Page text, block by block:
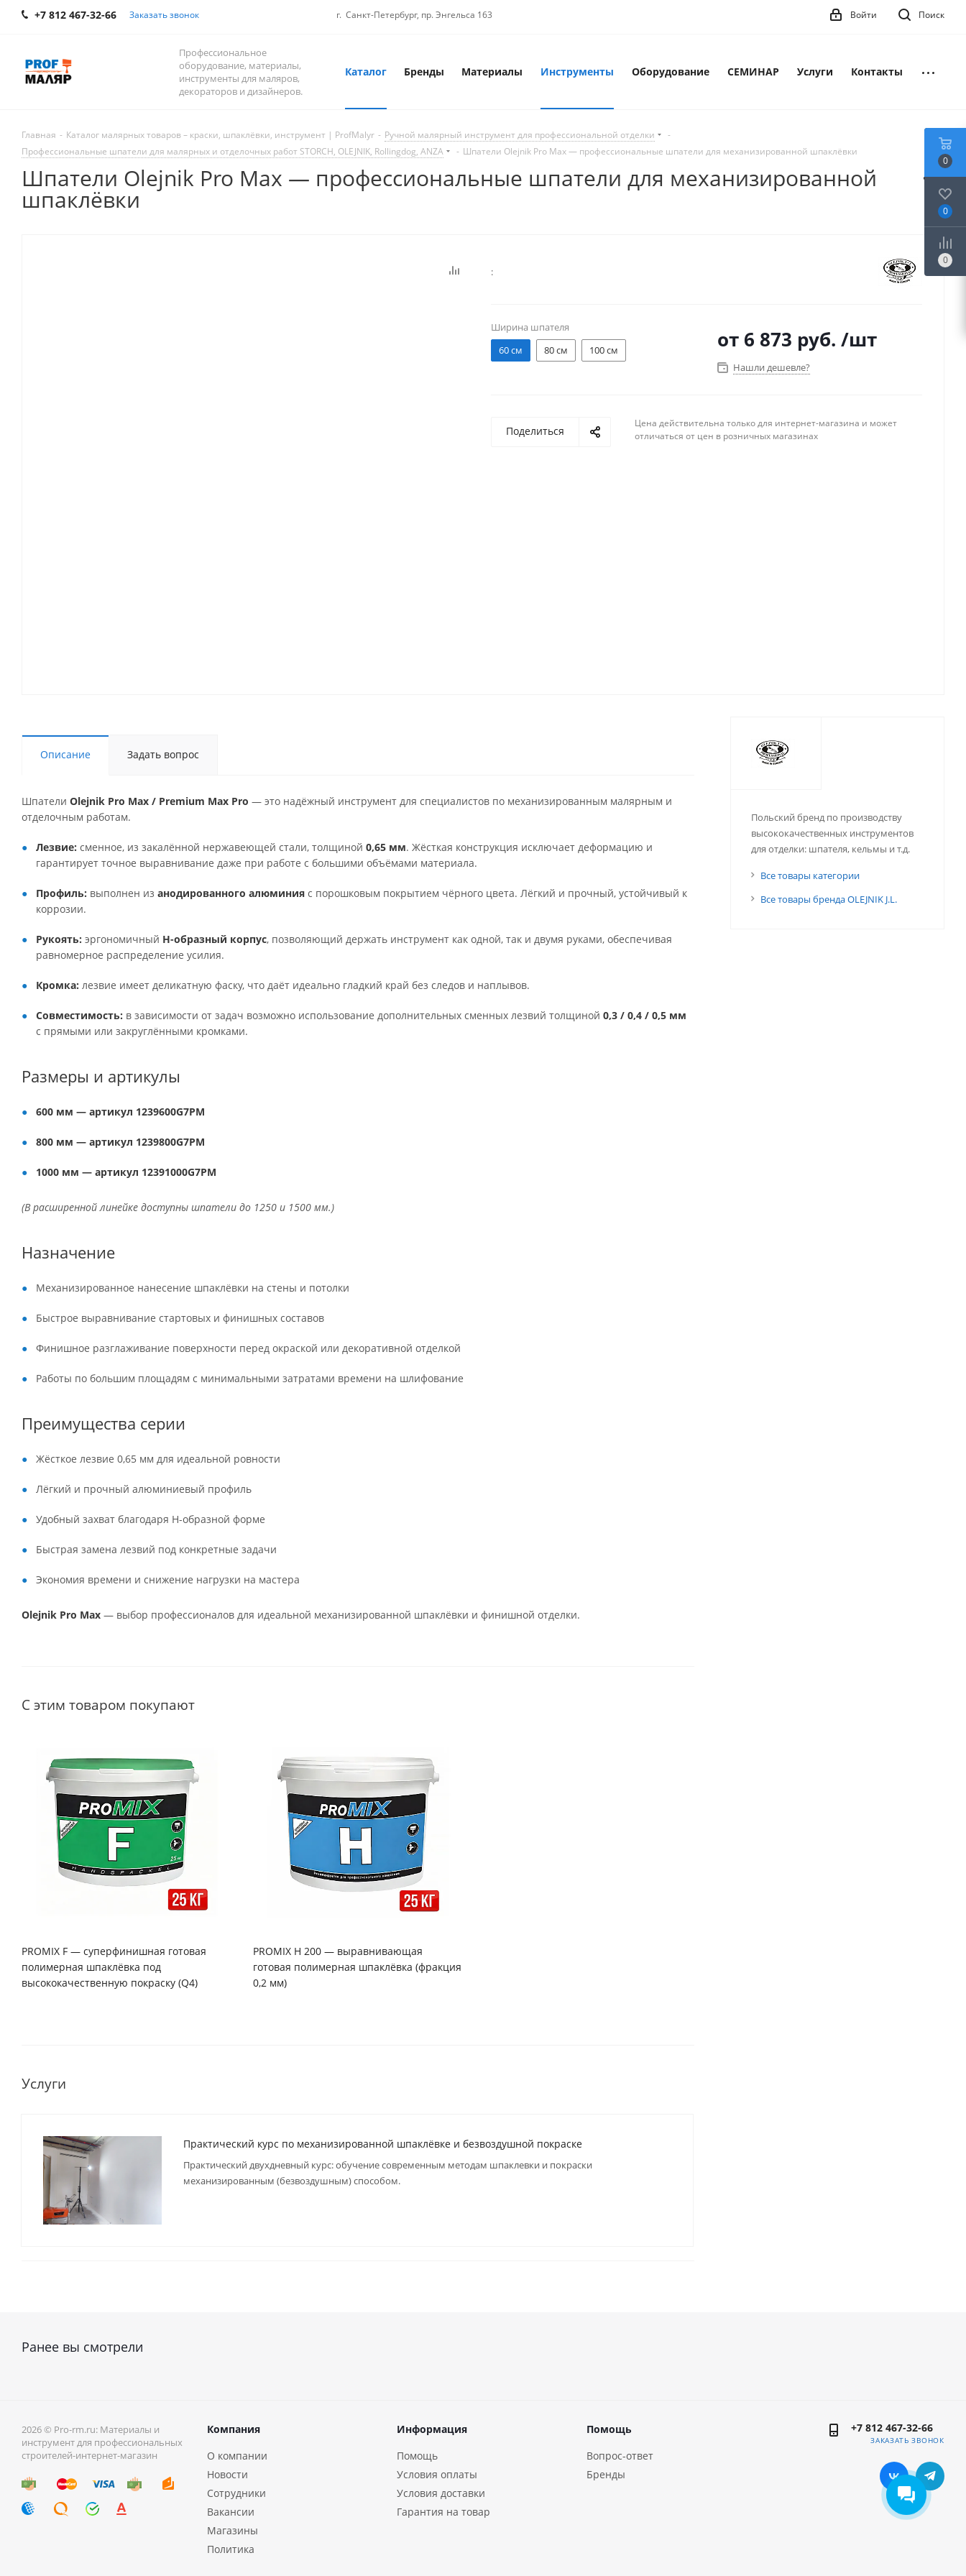
+7 812 467-32-66 Заказать звонок г. Санкт-Петербург, пр. Энгельса 163 Поиск
Войти
Профессиональное
оборудование, материалы,
инструменты для маляров,
декораторов и дизайнеров.
Каталог Бренды Материалы Инструменты Оборудование СЕМИНАР Услуги Контакты
Главная - Каталог малярных товаров – краски, шпаклёвки, инструмент | ProfMalyr - Ручной малярный инструмент для профессиональной отделки
-
Профессиональные шпатели для малярных и отделочных работ STORCH, OLEJNIK, Rollingdog, ANZA
- Шпатели Olejnik Pro Max — профессиональные шпатели для механизированной шпаклёвки
Шпатели Olejnik Pro Max — профессиональные шпатели для механизированной
шпаклёвки
:
Ширина шпателя
60 см
80 см 100 см от 6 873 руб. /шт
Нашли дешевле?
Поделиться
Цена действительна только для интернет-магазина и может
отличаться от цен в розничных магазинах
Описание Задать вопрос
Шпатели Olejnik Pro Max / Premium Max Pro — это надёжный инструмент для специалистов по механизированным малярным и
отделочным работам.
Лезвие: сменное, из закалённой нержавеющей стали, толщиной 0,65 мм. Жёсткая конструкция исключает деформацию и
гарантирует точное выравнивание даже при работе с большими объёмами материала.
Профиль: выполнен из анодированного алюминия с порошковым покрытием чёрного цвета. Лёгкий и прочный, устойчивый к
коррозии.
Рукоять: эргономичный H-образный корпус, позволяющий держать инструмент как одной, так и двумя руками, обеспечивая
равномерное распределение усилия.
Кромка: лезвие имеет деликатную фаску, что даёт идеально гладкий край без следов и наплывов.
Совместимость: в зависимости от задач возможно использование дополнительных сменных лезвий толщиной 0,3 / 0,4 / 0,5 мм
с прямыми или закруглёнными кромками.
Размеры и артикулы
600 мм — артикул 1239600G7PM
800 мм — артикул 1239800G7PM
1000 мм — артикул 12391000G7PM
(В расширенной линейке доступны шпатели до 1250 и 1500 мм.)
Назначение
Механизированное нанесение шпаклёвки на стены и потолки
Быстрое выравнивание стартовых и финишных составов
Финишное разглаживание поверхности перед окраской или декоративной отделкой
Работы по большим площадям с минимальными затратами времени на шлифование
Преимущества серии
Жёсткое лезвие 0,65 мм для идеальной ровности
Лёгкий и прочный алюминиевый профиль
Удобный захват благодаря H-образной форме
Быстрая замена лезвий под конкретные задачи
Экономия времени и снижение нагрузки на мастера
Olejnik Pro Max — выбор профессионалов для идеальной механизированной шпаклёвки и финишной отделки.
С этим товаром покупают
PROMIX F — суперфинишная готовая
полимерная шпаклёвка под
высококачественную покраску (Q4)
PROMIX H 200 — выравнивающая
готовая полимерная шпаклёвка (фракция
0,2 мм)
Услуги
Практический курс по механизированной шпаклёвке и безвоздушной покраске
Практический двухдневный курс: обучение современным методам шпаклевки и покраски
механизированным (безвоздушным) способом.
Польский бренд по производству
высококачественных инструментов
для отделки: шпателя, кельмы и т.д.
Все товары категории
Все товары бренда OLEJNIK J.L.
Ранее вы смотрели
2026 © Pro-rm.ru: Материалы и
инструмент для профессиональных
строителей-интернет-магазин
Компания
О компании
Новости
Сотрудники
Вакансии
Магазины
Политика
Информация
Помощь
Условия оплаты
Условия доставки
Гарантия на товар
Помощь
Вопрос-ответ
Бренды
+7 812 467-32-66
ЗАКАЗАТЬ ЗВОНОК
0
0
0